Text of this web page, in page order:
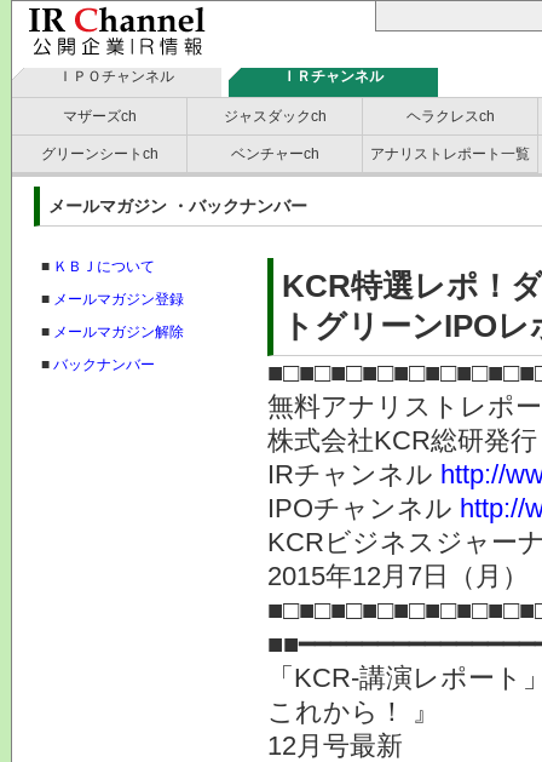
ＩＰＯチャンネル ＩＲチャンネル
マザーズch ジャスダックch ヘラクレスch
グリーンシートch ベンチャーch アナリストレポート一覧
メールマガジン ・バックナンバー
■ ＫＢＪについて
■ メールマガジン登録
■ メールマガジン解除
■ バックナンバー
KCR特選レポ！
トグリーンIPO
無料アナリストレポ
株式会社
IRチャンネル http://
IPOチャンネル http://
KCRビジネスジャー
2015年12月7日（
「KCR-講演レポー
これから！ 』
12月号最新